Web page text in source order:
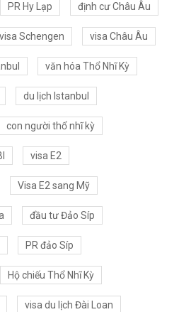
PR Hy Lạp định cư Châu Âu
visa Schengen visa Châu Âu
văn hóa Thổ Nhĩ Kỳ
du lịch Istanbul
con người thổ nhĩ kỳ
visa E2
Visa E2 sang Mỹ
đầu tư Đảo Síp
PR đảo Síp
Hộ chiếu Thổ Nhĩ Kỳ
visa du lịch Đài Loan